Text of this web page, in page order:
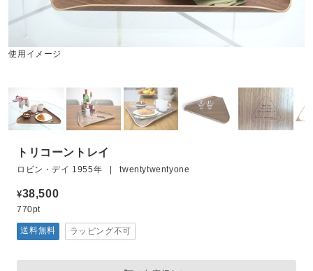
使用イメージ
トリコーントレイ
ロビン・デイ 1955年 | twentytwentyone
¥38,500
770pt
送料無料 ラッピング不可